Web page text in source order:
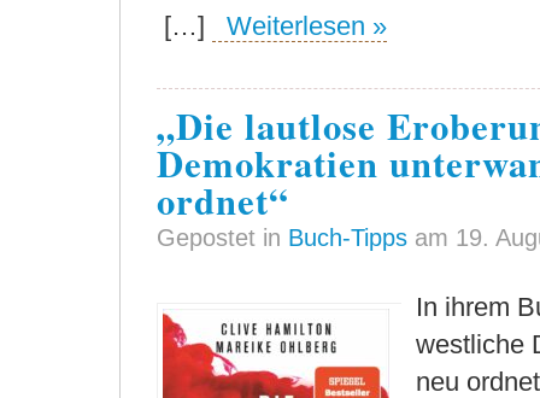
[…] Weiterlesen »
„Die lautlose
Demokratien
ordnet“
Gepostet in Buch-Tipps am 19.
In ihrem
westliche
neu